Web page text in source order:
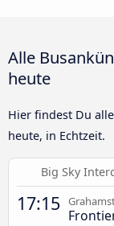
Alle
heute
Hier findest Du
heute, in Echtzeit.
Big Sky
17:15